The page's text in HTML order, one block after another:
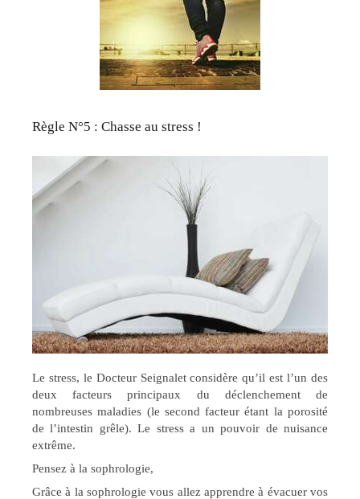
Règle N°5 : Chasse au stress !
Le stress, le Docteur Seignalet considère qu’il est l’un des
deux facteurs principaux du déclenchement de
nombreuses maladies (le second facteur étant la porosité
de l’intestin grêle). Le stress a un pouvoir de nuisance
extrême.
Pensez à la sophrologie,
Grâce à la sophrologie vous allez apprendre à évacuer vos